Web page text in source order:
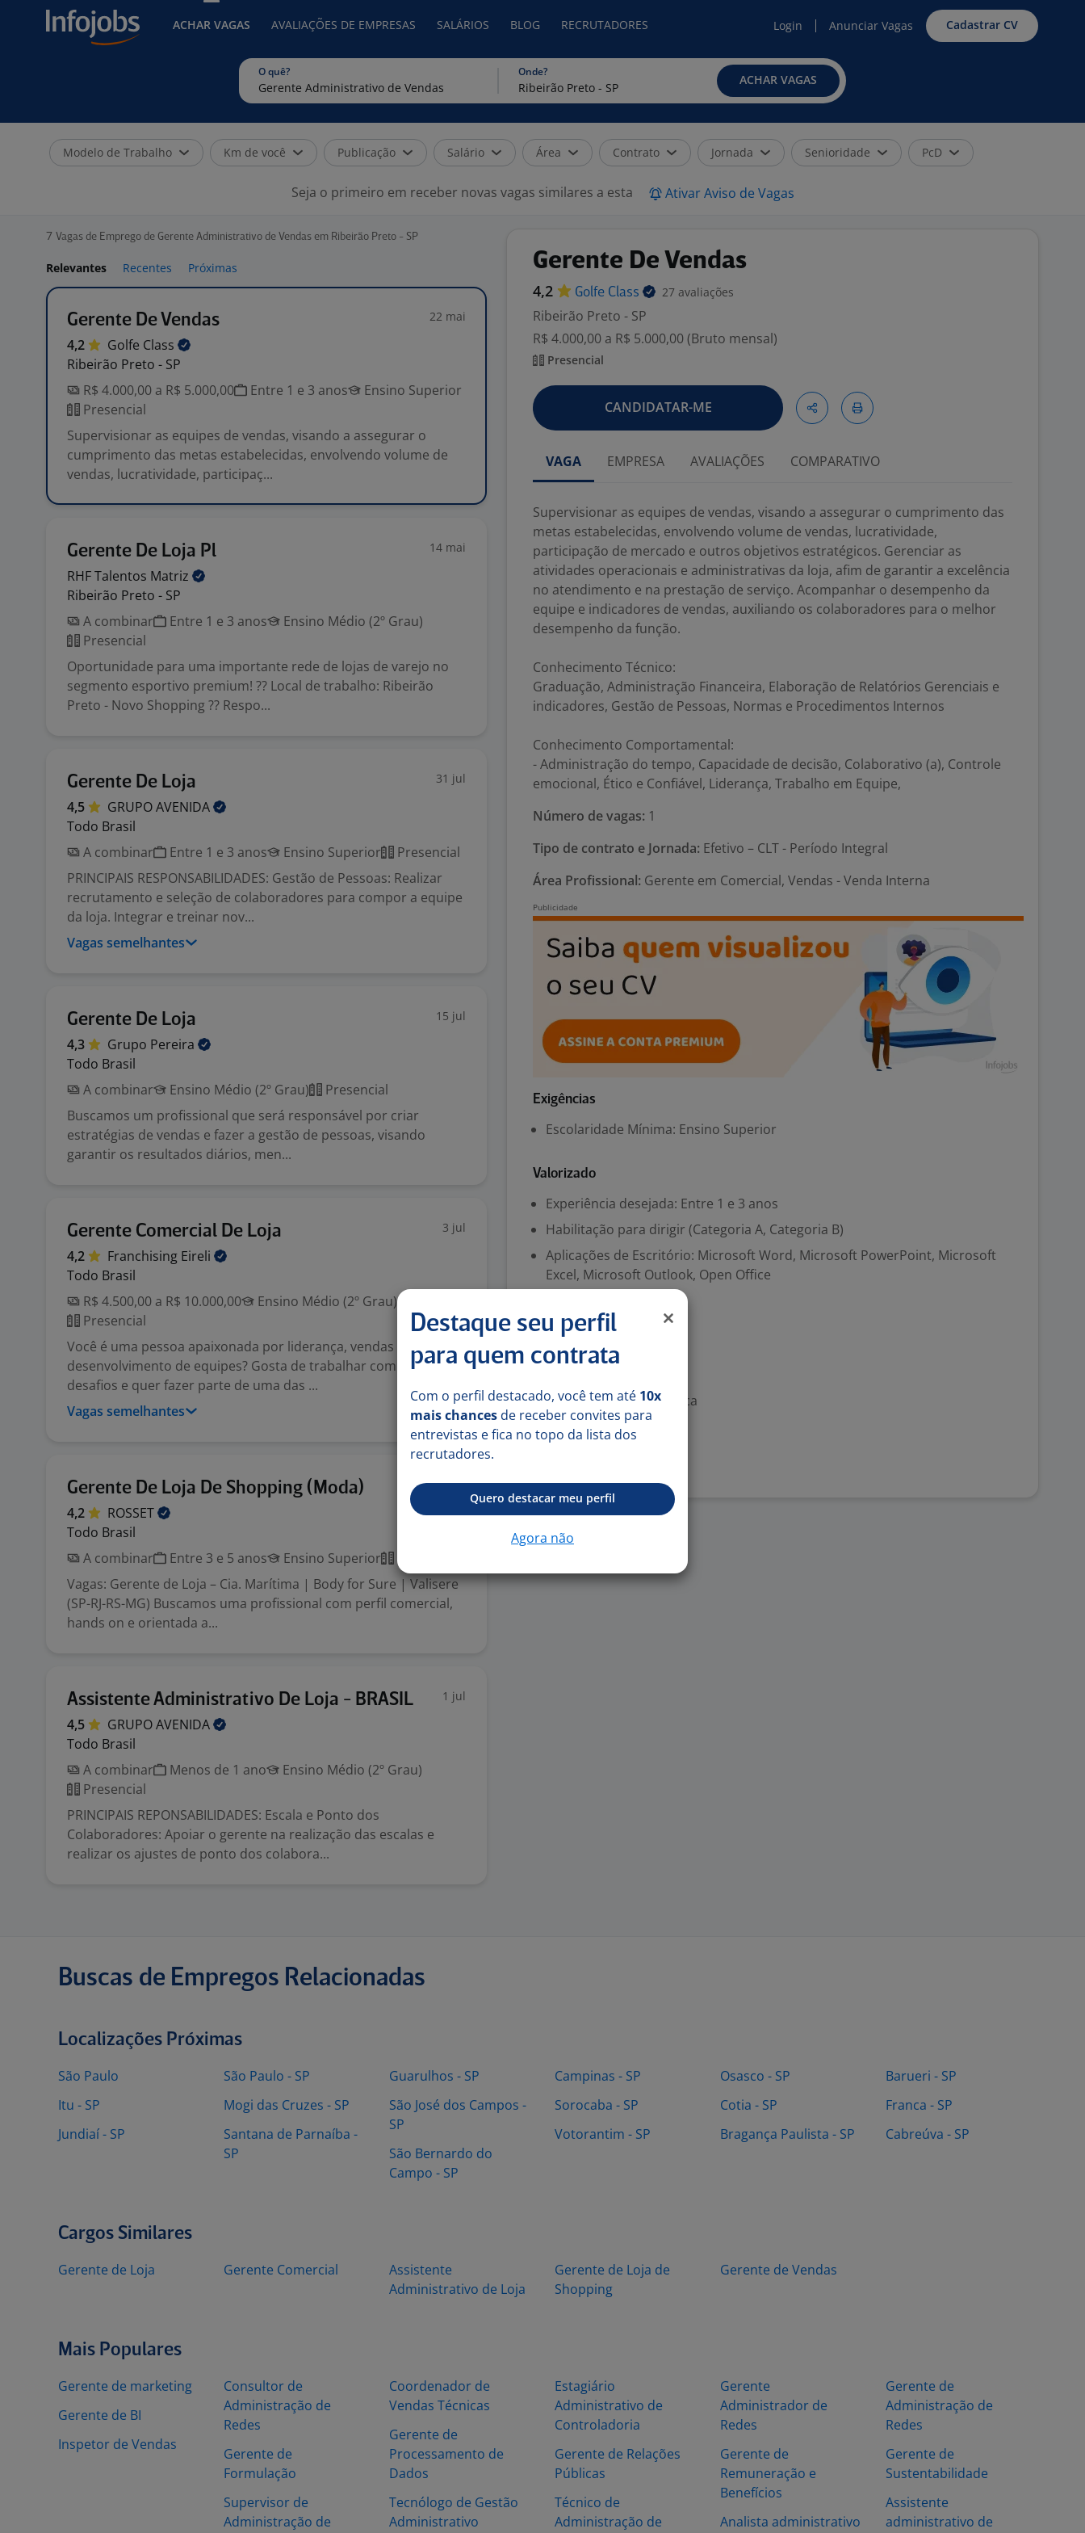
ACHAR VAGAS AVALIAÇÕES DE EMPRESAS SALÁRIOS BLOG RECRUTADORES Login Anunciar Vagas Cadastrar CV
O quê? Onde?
ACHAR VAGAS
Modelo de Trabalho Km de você Publicação Salário Área Contrato Jornada Senioridade PcD
Seja o primeiro em receber novas vagas similares a esta Ativar Aviso de Vagas
7 Vagas de Emprego de Gerente Administrativo de Vendas em Ribeirão Preto - SP
Relevantes Recentes Próximas
Gerente De Vendas 22 mai
4,2 Golfe Class
Ribeirão Preto - SP
R$ 4.000,00 a R$ 5.000,00
Entre 1 e 3 anos
Ensino Superior
Presencial
Supervisionar as equipes de vendas, visando a assegurar o
cumprimento das metas estabelecidas, envolvendo volume de
vendas, lucratividade, participaç...
Gerente De Loja Pl 14 mai
RHF Talentos Matriz
Ribeirão Preto - SP
A combinar
Entre 1 e 3 anos
Ensino Médio (2º Grau)
Presencial
Oportunidade para uma importante rede de lojas de varejo no
segmento esportivo premium! ?? Local de trabalho: Ribeirão
Preto - Novo Shopping ?? Respo...
Gerente De Loja 31 jul
4,5 GRUPOAVENIDA
Todo Brasil
A combinar
Entre 1 e 3 anos Ensino Superior
Presencial
PRINCIPAIS RESPONSABILIDADES: Gestão de Pessoas: Realizar
recrutamento e seleção de colaboradores para compor a equipe
da loja. Integrar e treinar nov...
Vagas semelhantes
Gerente De Loja 15 jul
4,3 Grupo Pereira
Todo Brasil
A combinar
Ensino Médio (2º Grau)
Presencial
Buscamos um profissional que será responsável por criar
estratégias de vendas e fazer a gestão de pessoas, visando
garantir os resultados diários, men...
Gerente Comercial De Loja 3 jul
4,2 Franchising Eireli
Todo Brasil
R$ 4.500,00 a R$ 10.000,00
Ensino Médio (2º Grau)
Presencial
Você é uma pessoa apaixonada por liderança, vendas e
desenvolvimento de equipes? Gosta de trabalhar com metas,
desafios e quer fazer parte de uma das ...
Vagas semelhantes
Gerente De Loja De Shopping (Moda) 22 jun
4,2
ROSSET
Todo Brasil
A combinar
Entre 3 e 5 anos Ensino Superior
Presencial
Vagas: Gerente de Loja – Cia. Marítima | Body for Sure | Valisere
(SP-RJ-RS-MG) Buscamos uma profissional com perfil comercial,
hands on e orientada a...
Assistente Administrativo De Loja - BRASIL 1 jul
4,5 GRUPOAVENIDA
Todo Brasil
A combinar
Menos de 1 ano
Ensino Médio (2º Grau)
Presencial
PRINCIPAIS REPONSABILIDADES: Escala e Ponto dos
Colaboradores: Apoiar o gerente na realização das escalas e
realizar os ajustes de ponto dos colabora...
Gerente De Vendas
4,2 Golfe Class 27 avaliações
Ribeirão Preto - SP
R$ 4.000,00 a R$ 5.000,00 (Bruto mensal)
Presencial
CANDIDATAR-ME
VAGA EMPRESA AVALIAÇÕES COMPARATIVO
Supervisionar as equipes de vendas, visando a assegurar o cumprimento das
metas estabelecidas, envolvendo volume de vendas, lucratividade,
participação de mercado e outros objetivos estratégicos. Gerenciar as
atividades operacionais e administrativas da loja, afim de garantir a excelência
no atendimento e na prestação de serviço. Acompanhar o desempenho da
equipe e indicadores de vendas, auxiliando os colaboradores para o melhor
desempenho da função.
Conhecimento Técnico:
Graduação, Administração Financeira, Elaboração de Relatórios Gerenciais e
indicadores, Gestão de Pessoas, Normas e Procedimentos Internos
Conhecimento Comportamental:
- Administração do tempo, Capacidade de decisão, Colaborativo (a), Controle
emocional, Ético e Confiável, Liderança, Trabalho em Equipe,
Número de vagas: 1
Tipo de contrato e Jornada: Efetivo – CLT - Período Integral
Área Profissional: Gerente em Comercial, Vendas - Venda Interna
Exigências
Escolaridade Mínima: Ensino Superior
Valorizado
Experiência desejada: Entre 1 e 3 anos
Habilitação para dirigir (Categoria A, Categoria B)
Aplicações de Escritório: Microsoft Word, Microsoft PowerPoint, Microsoft
Excel, Microsoft Outlook, Open Office
Benefícios
Ajuda de custo
Assistência odontológica
Denunciar vaga
Buscas de Empregos Relacionadas
Localizações Próximas
São Paulo
Itu - SP
Jundiaí - SP
São Paulo - SP
Mogi das Cruzes - SP
Santana de Parnaíba -
SP
Guarulhos - SP
São José dos Campos -
SP
São Bernardo do
Campo - SP
Campinas - SP
Sorocaba - SP
Votorantim - SP
Osasco - SP
Cotia - SP
Bragança Paulista - SP
Barueri - SP
Franca - SP
Cabreúva - SP
Cargos Similares
Gerente de Loja Gerente Comercial
Assistente
Administrativo de Loja
Gerente de Loja de
Shopping
Gerente de Vendas
Mais Populares
Gerente de marketing
Gerente de BI
Inspetor de Vendas
Consultor de
Administração de
Redes
Gerente de
Formulação
Supervisor de
Administração de
Coordenador de
Vendas Técnicas
Gerente de
Processamento de
Dados
Tecnólogo de Gestão
Administrativo
Estagiário
Administrativo de
Controladoria
Gerente de Relações
Públicas
Técnico de
Administração de
Gerente
Administrador de
Redes
Gerente de
Remuneração e
Benefícios
Analista administrativo
Gerente de
Administração de
Redes
Gerente de
Sustentabilidade
Assistente
administrativo de
Destaque seu perfil
para quem contrata
Com o perfil destacado, você tem até 10x
mais chances de receber convites para
entrevistas e fica no topo da lista dos
recrutadores.
Quero destacar meu perfil
Agora não